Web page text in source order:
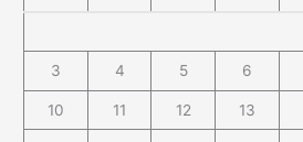
3 4 5 6
10 11 12 13